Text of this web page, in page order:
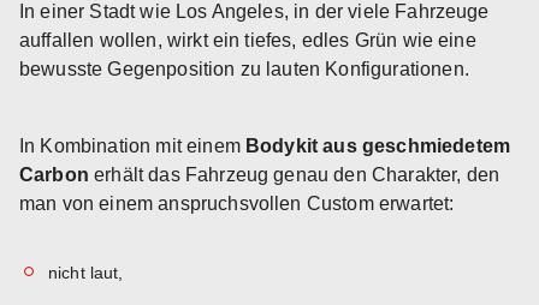
In einer Stadt wie Los Angeles, in der viele Fahrzeuge
auffallen wollen, wirkt ein tiefes, edles Grün wie eine
bewusste Gegenposition zu lauten Konfigurationen.
In Kombination mit einem Bodykit aus geschmiedetem
Carbon erhält das Fahrzeug genau den Charakter, den
man von einem anspruchsvollen Custom erwartet:
nicht laut,